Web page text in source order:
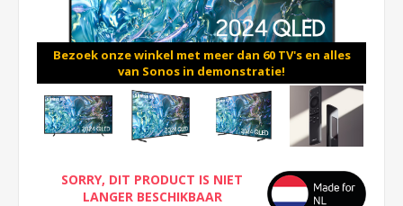
Bezoek onze winkel met meer dan 60 TV's en alles
van Sonos in demonstratie!
SORRY, DIT PRODUCT IS NIET
LANGER BESCHIKBAAR